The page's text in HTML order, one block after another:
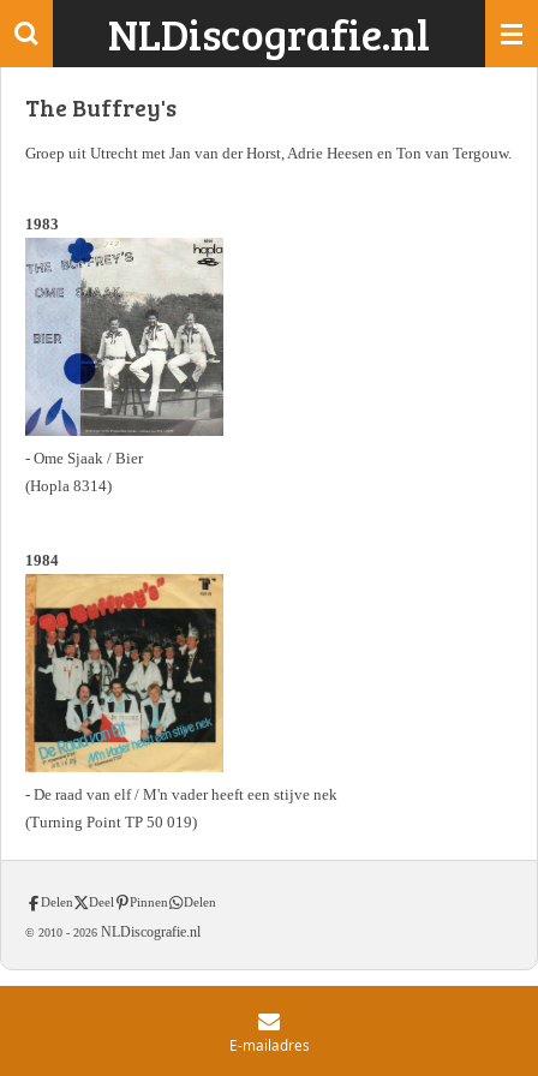
Ga
de
NLDiscografie.nl
The Buffrey's
Groep uit Utrecht met Jan van der Horst, Adrie Heesen en Ton van Tergouw.
1983
- Ome Sjaak / Bier
(Hopla 8314)
1984
- De raad van elf / M'n vader heeft een stijve nek
(Turning Point TP 50 019)
Delen Deel Pinnen Delen
© 2010 - 2026 NLDiscografie.nl
E-mailadres